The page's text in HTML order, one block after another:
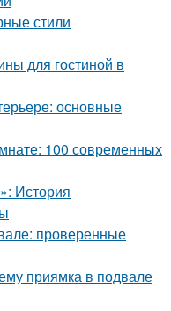
стили
для гостиной в
основные
100 современных
История
проверенные
приямка в подвале